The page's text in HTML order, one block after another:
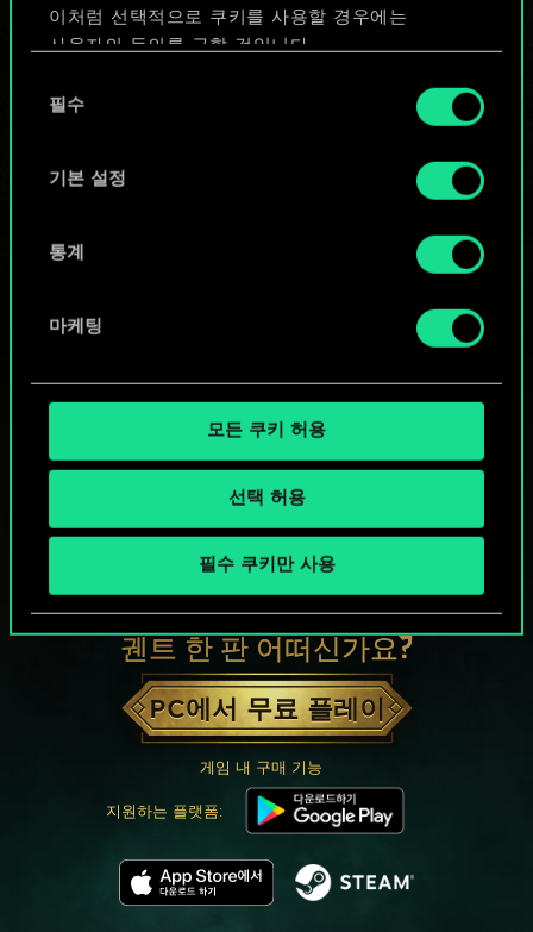
이처럼 선택적으로 쿠키를 사용할 경우에는
사용자의 동의를 구할 것입니다.
쿠키 사용에 관한 세부 사항이나 관련 설정은 아래의
필수
기본 설정
통계
마케팅
모든 쿠키 허용
선택 허용
필수 쿠키만 사용
덱 편집
궨트 한 판 어떠신가요?
PC에서 무료 플레이
게임 내 구매 기능
지원하는 플랫폼: